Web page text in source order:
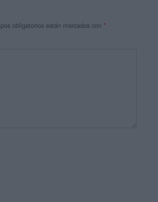
obligatorios están marcados con *